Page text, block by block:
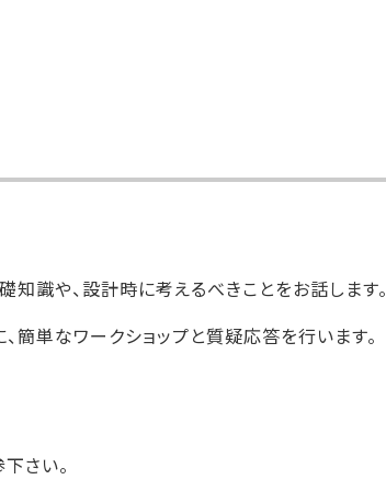
知識や、設計時に考えるべきことをお話します。
簡単なワークショップと質疑応答を行います。
さい。